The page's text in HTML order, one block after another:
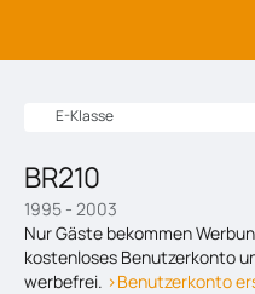
E-Klasse
BR210
1995 - 2003
Nur Gäste bekommen
kostenloses Benutzerkonto
werbefrei. >Benutzerkonto